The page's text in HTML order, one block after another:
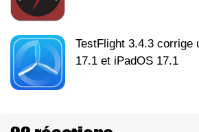
TestFlight 3.4.3 corrige
17.1 et iPadOS 17.1